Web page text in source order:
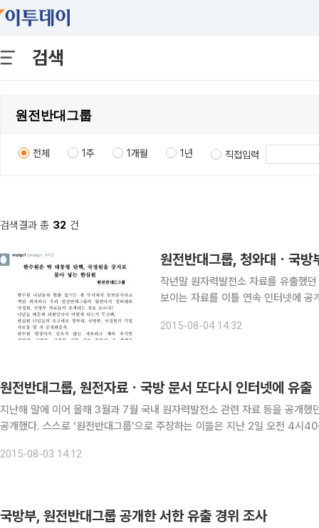
검색
전체 1주 1개월 1년 직접입력
검색결과 총 32 건
원전반대그룹, 청와대ㆍ국
작년말 원자력발전소 자료를 유출했
보이는 자료를 이틀 연속 인터넷에 공
것이고 나머지 9개는 청와대, 국방부,
2015-08-04 14:32
원전반대그룹, 원전자료ㆍ국방 문서 또다시 인터넷에 유출
지난해 말에 이어 올해 3월과 7월 국내 원자력발전소 관련 자료 등을 공개했
공개했다. 스스로 ‘원전반대그룹’으로 주장하는 이들은 지난 2일 오전 4시
2015-08-03 14:12
국방부, 원전반대그룹 공개한 서한 유출 경위 조사